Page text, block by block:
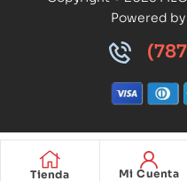
Tienda Mi Cuenta
Powered by